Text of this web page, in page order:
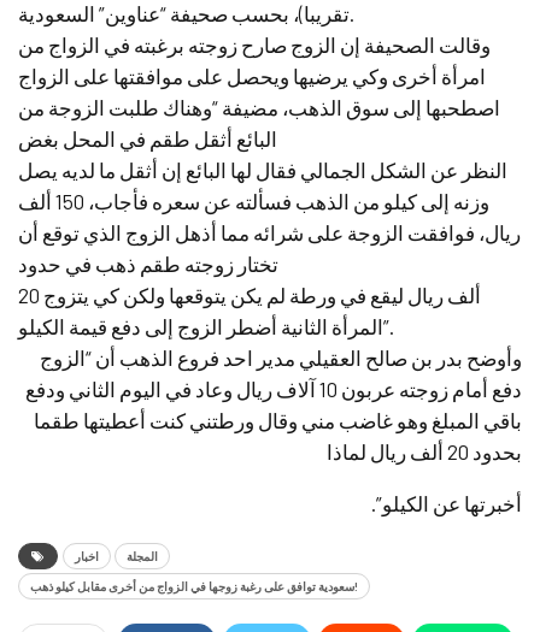
تقريبا)، بحسب صحيفة “عناوين” السعودية.
وقالت الصحيفة إن الزوج صارح زوجته برغبته في الزواج من
امرأة أخرى وكي يرضيها ويحصل على موافقتها على الزواج
اصطحبها إلى سوق الذهب، مضيفة “وهناك طلبت الزوجة من
البائع أثقل طقم في المحل بغض
النظر عن الشكل الجمالي فقال لها البائع إن أثقل ما لديه يصل
وزنه إلى كيلو من الذهب فسألته عن سعره فأجاب، 150 ألف
ريال، فوافقت الزوجة على شرائه مما أذهل الزوج الذي توقع أن
تختار زوجته طقم ذهب في حدود
20 ألف ريال ليقع في ورطة لم يكن يتوقعها ولكن كي يتزوج
المرأة الثانية أضطر الزوج إلى دفع قيمة الكيلو”.
وأوضح بدر بن صالح العقيلي مدير احد فروع الذهب أن “الزوج
دفع أمام زوجته عربون 10 آلاف ريال وعاد في اليوم الثاني ودفع
باقي المبلغ وهو غاضب مني وقال ورطتني كنت أعطيتها طقما
بحدود 20 ألف ريال لماذا
أخبرتها عن الكيلو”.
اخبار المجلة
سعودية توافق على رغبة زوجها في الزواج من أخرى مقابل كيلو ذهب!